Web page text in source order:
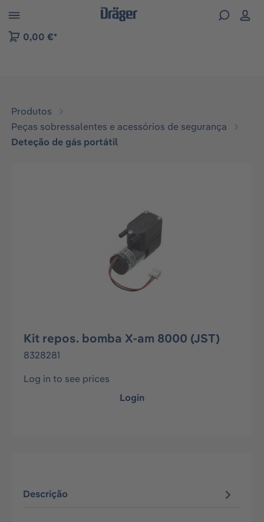
to B2B platform navigation
0,00 €*
Produtos
Peças sobressalentes e acessórios de segurança
Deteção de gás portátil
Kit repos. bomba X-am 8000 (JST)
8328281
Log in to see prices
Login
Descrição